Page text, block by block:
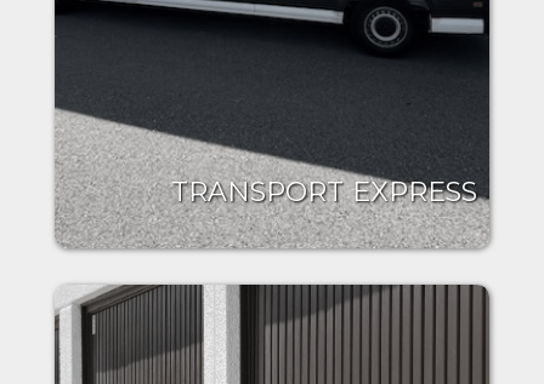
TRANSPORT EXPRESS